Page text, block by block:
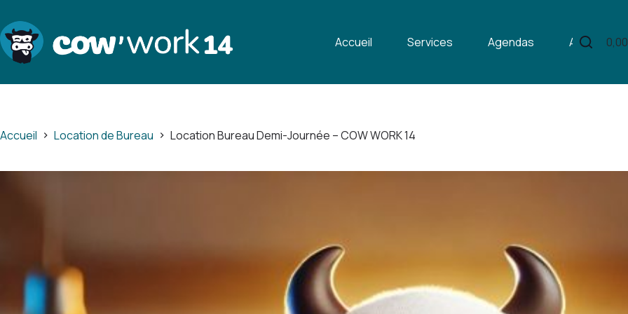
contenu
Accueil Services Agendas Articles0,00
Accueil Location de Bureau Location Bureau Demi-Journée – COW WORK 14